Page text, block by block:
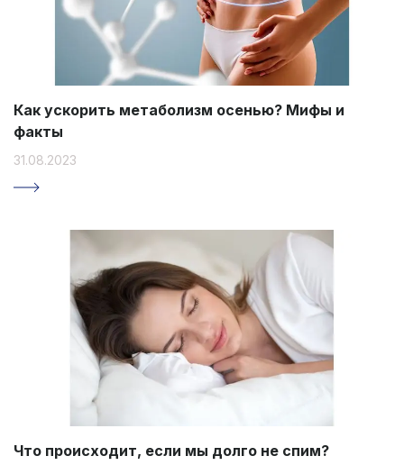
Как ускорить метаболизм осенью? Мифы и
факты
31.08.2023
Что происходит, если мы долго не спим?